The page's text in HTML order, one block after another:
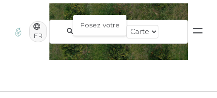
FR